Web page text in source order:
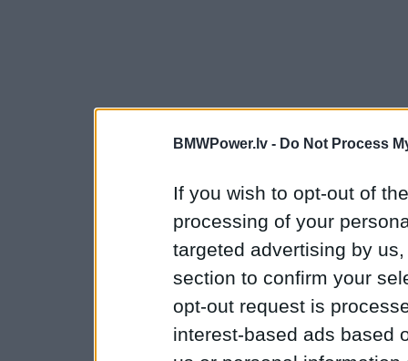
BMWPower.lv - Do Not Process
If you wish to opt-out of
processing of your
targeted advertising by
section to confirm your
opt-out request is
interest-based ads based